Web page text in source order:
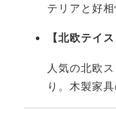
テリアと好相
【北欧テイ
人気の北欧
り。木製家